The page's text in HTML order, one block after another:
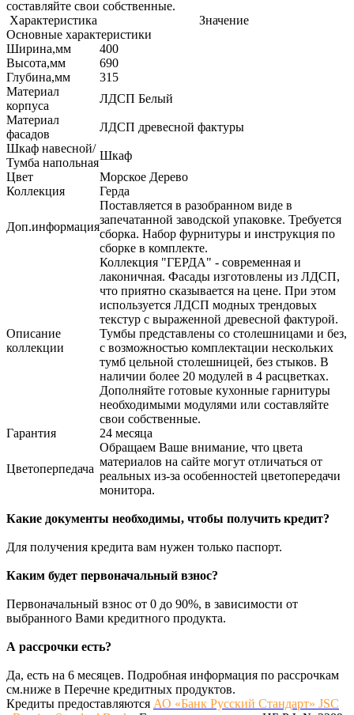
составляйте свои собственные.
Характеристика
Значение
Основные характеристики
Ширина,мм
400
Высота,мм
690
Глубина,мм
315
Материал
корпуса
ЛДСП Белый
Материал
фасадов
ЛДСП древесной фактуры
Шкаф навесной/
Тумба напольная
Шкаф
Цвет
Морское Дерево
Коллекция
Герда
Доп.информация
Поставляется в разобранном виде в
запечатанной заводской упаковке. Требуется
сборка. Набор фурнитуры и инструкция по
сборке в комплекте.
Описание
коллекции
Коллекция "ГЕРДА" - современная и
лаконичная. Фасады изготовлены из ЛДСП,
что приятно сказывается на цене. При этом
используется ЛДСП модных трендовых
текстур с выраженной древесной фактурой.
Тумбы представлены со столешницами и без,
с возможностью комплектации нескольких
тумб цельной столешницей, без стыков. В
наличии более 20 модулей в 4 расцветках.
Дополняйте готовые кухонные гарнитуры
необходимыми модулями или составляйте
свои собственные.
Гарантия
24 месяца
Цветоперпедача
Обращаем Ваше внимание, что цвета
материалов на сайте могут отличаться от
реальных из-за особенностей цветопередачи
монитора.
Какие документы необходимы, чтобы получить кредит?
Для получения кредита вам нужен только паспорт.
Каким будет первоначальный взнос?
Первоначальный взнос от 0 до 90%, в зависимости от
выбранного Вами кредитного продукта.
А рассрочки есть?
Да, есть на 6 месяцев. Подробная информация по рассрочкам
см.ниже в Перечне кредитных продуктов.
Кредиты предоставляются АО «Банк Русский Стандарт» JSC